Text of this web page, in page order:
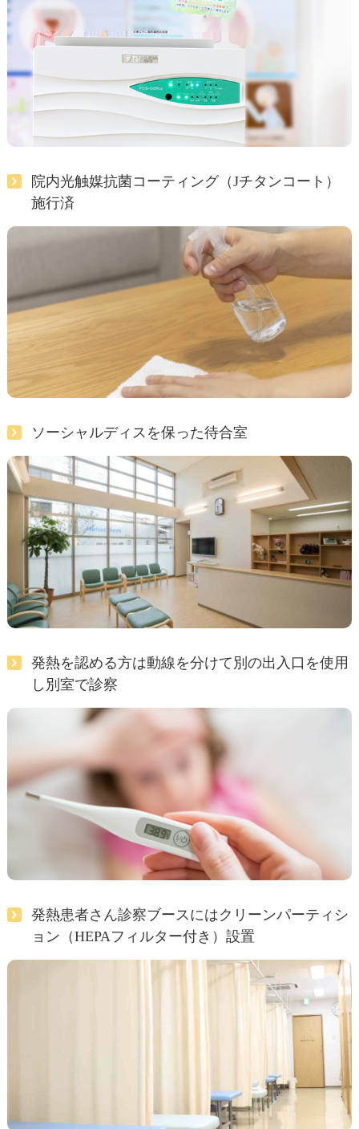
院内光触媒抗菌コーティング（Jチタンコート）
施行済
ソーシャルディスを保った待合室
発熱を認める方は動線を分けて別の出入口を使用
し別室で診察
発熱患者さん診察ブースにはクリーンパーティシ
ョン（HEPAフィルター付き）設置